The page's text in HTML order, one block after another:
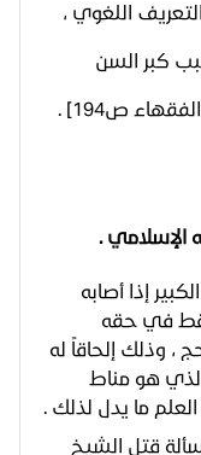
اللغوي ،
كبر السن
ص194] .
الإسلامي .
إذا أصابه
في حقه
، وذلك إلحاقاً له
هو مناط
ما يدل لذلك .
(5/84) في مسألة قتل الشيخ